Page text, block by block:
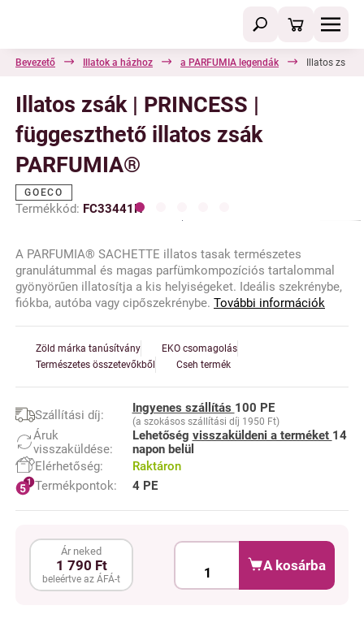
Bevezető Illatok a házhoz a PARFUMIA legendák Illatos zsák
Illatos zsák | PRINCESS |
függeszthető illatos zsák
PARFUMIA®
GOECO
Termékkód: FC33441H
A PARFUMIA® SACHETTE illatos tasak természetes
granulátummal és magas parfümkompozíciós tartalommal
gyönyörűen illatosítja a kis helyiségeket. Ideális szekrénybe,
fiókba, autóba vagy cipőszekrénybe. További információk
Zöld márka tanúsítvány
EKO csomagolás
Természetes összetevőkből
Cseh termék
Szállítási díj: Ingyenes szállítás 100 PE
(a szokásos szállítási díj 1950 Ft)
Áruk
visszaküldése:
Lehetőség visszaküldeni a terméket 14
napon belül
Elérhetőség:
Raktáron
Termékpontok:
4 PE
Ár neked
1 790 Ft
beleértve az ÁFÁ-t
A kosárba